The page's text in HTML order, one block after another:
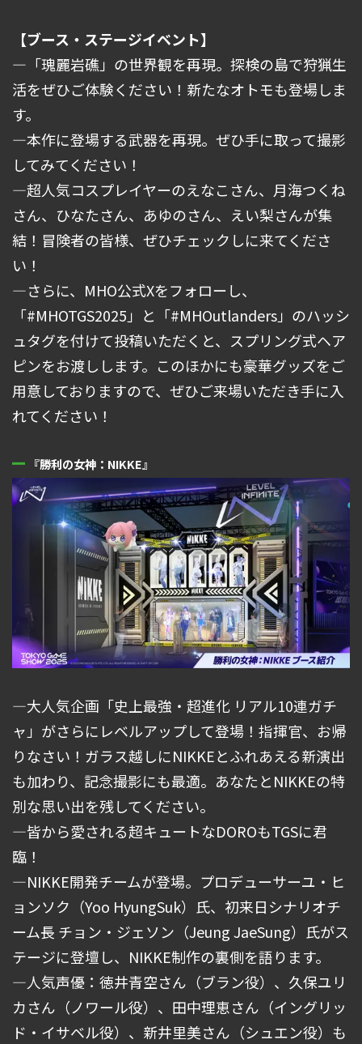
【ブース・ステージイベント】
― 「瑰麗岩礁」の世界観を再現。探検の島で狩猟生
活をぜひご体験ください！新たなオトモも登場しま
す。
―本作に登場する武器を再現。ぜひ手に取って撮影
してみてください！
―超人気コスプレイヤーのえなこさん、月海つくね
さん、ひなたさん、あゆのさん、えい梨さんが集
結！冒険者の皆様、ぜひチェックしに来てくださ
い！
―さらに、MHO公式Xをフォローし、
「#MHOTGS2025」と「#MHOutlanders」のハッシ
ュタグを付けて投稿いただくと、スプリング式ヘア
ピンをお渡しします。このほかにも豪華グッズをご
用意しておりますので、ぜひご来場いただき手に入
れてください！
『勝利の女神：NIKKE』
―大人気企画「史上最強・超進化 リアル10連ガチ
ャ」がさらにレベルアップして登場！指揮官、お帰
りなさい！ガラス越しにNIKKEとふれあえる新演出
も加わり、記念撮影にも最適。あなたとNIKKEの特
別な思い出を残してください。
―皆から愛される超キュートなDOROもTGSに君
臨！
―NIKKE開発チームが登場。プロデューサーユ・ヒ
ョンソク（Yoo HyungSuk）氏、初来日シナリオチ
ーム長 チョン・ジェソン（Jeung JaeSung）氏がス
テージに登壇し、NIKKE制作の裏側を語ります。
―人気声優：徳井青空さん（ブラン役）、久保ユリ
カさん（ノワール役）、田中理恵さん（イングリッ
ド・イサベル役）、新井里美さん（シュエン役）も